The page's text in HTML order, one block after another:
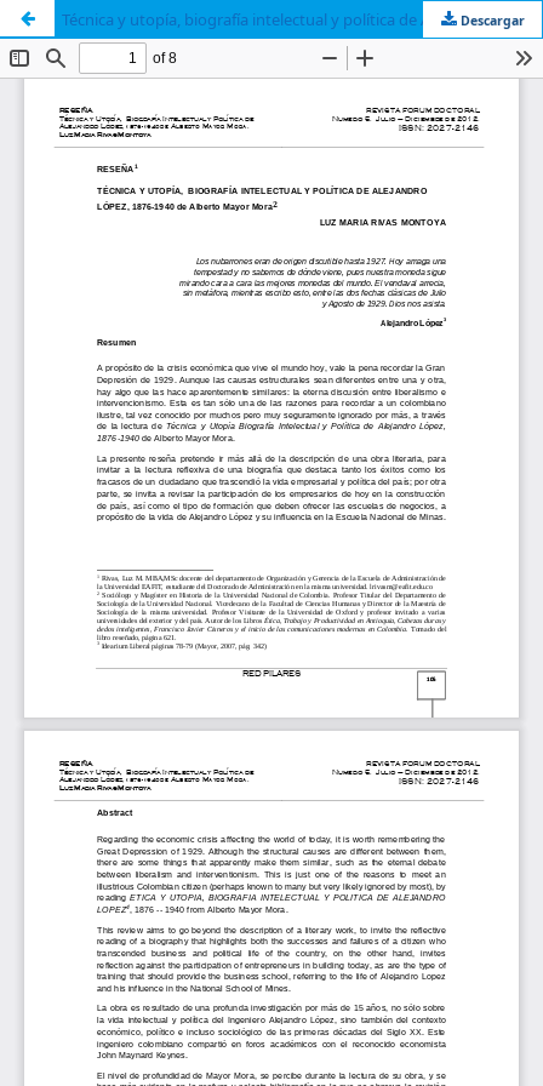
Técnica y utopía, biografía intelectual y política de Alejandro López, 1876-1940 de Alberto Mayor Mora
Descargar